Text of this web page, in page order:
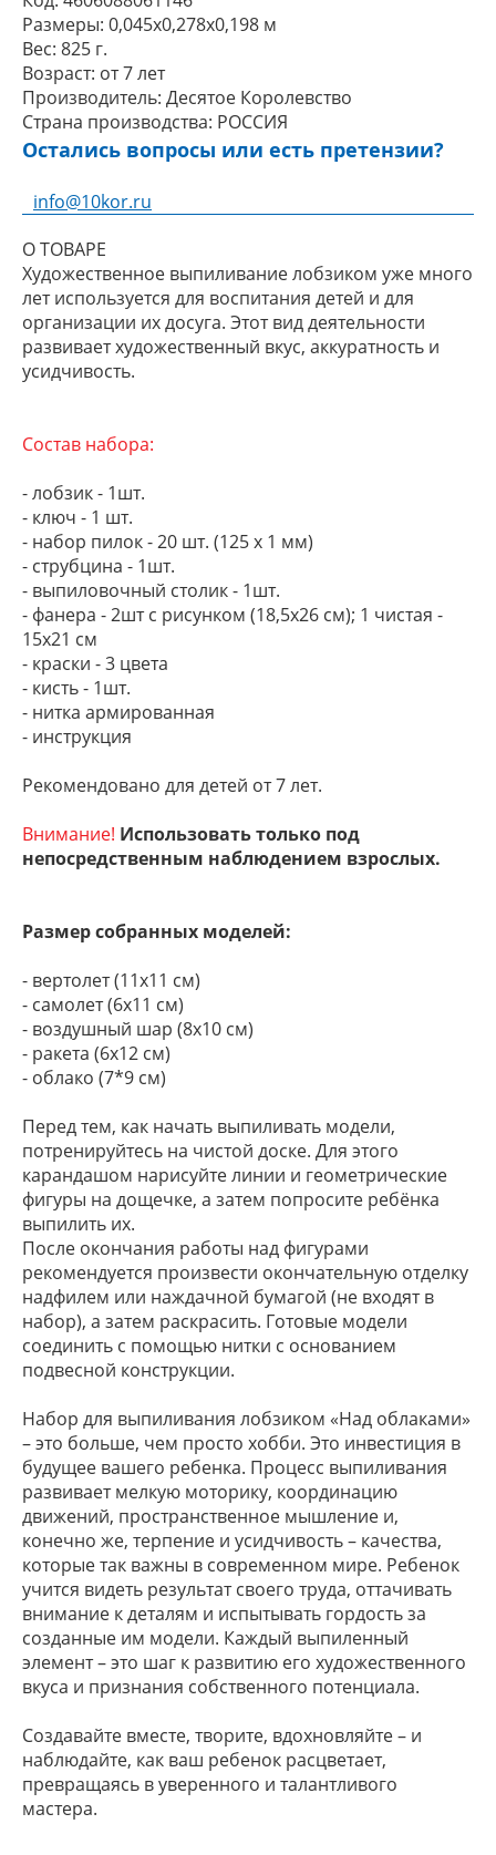
Размеры: 0,045x0,278x0,198 м
Вес: 825 г.
Возраст: от 7 лет
Производитель: Десятое Королевство
Страна производства: РОССИЯ
Остались вопросы или есть претензии?
info@10kor.ru
О ТОВАРЕ
Художественное выпиливание лобзиком уже много
лет используется для воспитания детей и для
организации их досуга. Этот вид деятельности
развивает художественный вкус, аккуратность и
усидчивость.
Состав набора:
- лобзик - 1шт.
- ключ - 1 шт.
- набор пилок - 20 шт. (125 х 1 мм)
- струбцина - 1шт.
- выпиловочный столик - 1шт.
- фанера - 2шт с рисунком (18,5х26 см); 1 чистая -
15х21 см
- краски - 3 цвета
- кисть - 1шт.
- нитка армированная
- инструкция
Рекомендовано для детей от 7 лет.
Внимание! Использовать только под
непосредственным наблюдением взрослых.
Размер собранных моделей:
- вертолет (11х11 см)
- самолет (6х11 см)
- воздушный шар (8х10 см)
- ракета (6х12 см)
- облако (7*9 см)
Перед тем, как начать выпиливать модели,
потренируйтесь на чистой доске. Для этого
карандашом нарисуйте линии и геометрические
фигуры на дощечке, а затем попросите ребёнка
выпилить их.
После окончания работы над фигурами
рекомендуется произвести окончательную отделку
надфилем или наждачной бумагой (не входят в
набор), а затем раскрасить. Готовые модели
соединить с помощью нитки с основанием
подвесной конструкции.
Набор для выпиливания лобзиком «Над облаками»
– это больше, чем просто хобби. Это инвестиция в
будущее вашего ребенка. Процесс выпиливания
развивает мелкую моторику, координацию
движений, пространственное мышление и,
конечно же, терпение и усидчивость – качества,
которые так важны в современном мире. Ребенок
учится видеть результат своего труда, оттачивать
внимание к деталям и испытывать гордость за
созданные им модели. Каждый выпиленный
элемент – это шаг к развитию его художественного
вкуса и признания собственного потенциала.
Создавайте вместе, творите, вдохновляйте – и
наблюдайте, как ваш ребенок расцветает,
превращаясь в уверенного и талантливого
мастера.